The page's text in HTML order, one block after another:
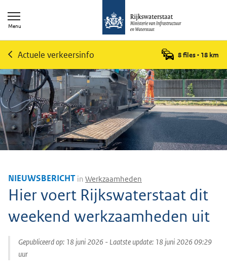
Menu
Actuele verkeersinfo 8 files• 18 km
NIEUWSBERICHT in Werkzaamheden
Hier voert Rijkswaterstaat dit
weekend werkzaamheden uit
Gepubliceerd op: 18 juni 2026 - Laatste update: 18 juni 2026 09:29
uur